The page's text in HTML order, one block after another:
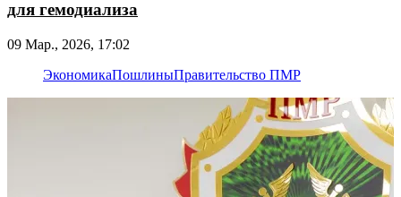
для гемодиализа
09 Мар., 2026, 17:02
ЭкономикаПошлиныПравительство ПМР